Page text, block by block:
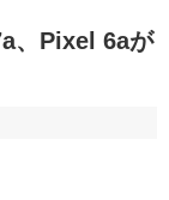
、Pixel 6aが